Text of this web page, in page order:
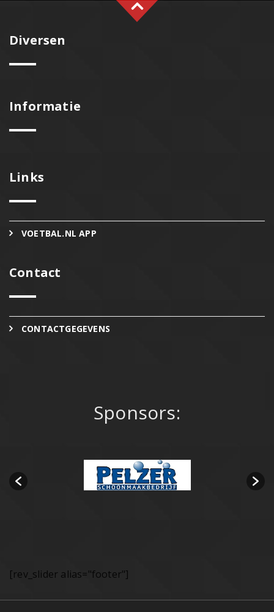
Diversen
Informatie
Links
VOETBAL.NL APP
Contact
CONTACTGEGEVENS
Sponsors:
[rev_slider alias="footer"]